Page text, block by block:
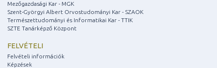
Mezőgazdasági Kar - MGK
Szent-Györgyi Albert Orvostudományi Kar - SZAOK
Természettudományi és Informatikai Kar - TTIK
SZTE Tanárképző Központ
FELVÉTELI
Felvételi információk
Képzések